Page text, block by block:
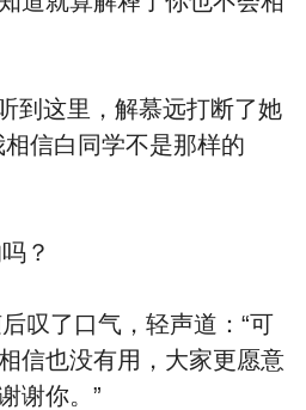
到这里，解慕远打断了她
信白同学不是那样的
？
叹了口气，轻声道：“可
信也没有用，大家更愿意
谢你。”